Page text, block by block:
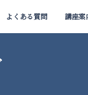
よくある質問 講座案